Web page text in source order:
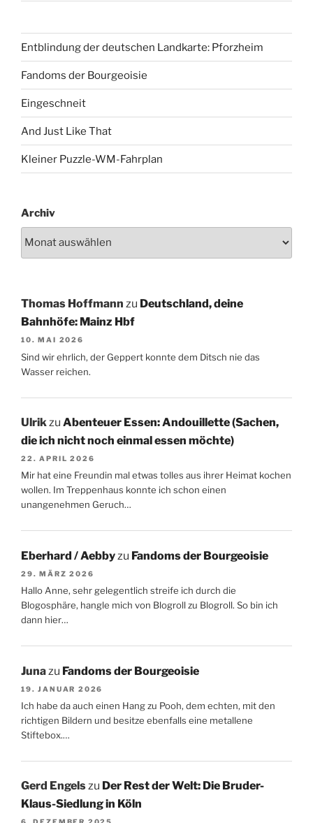
Entblindung der deutschen Landkarte: Pforzheim
Fandoms der Bourgeoisie
Eingeschneit
And Just Like That
Kleiner Puzzle-WM-Fahrplan
Archiv
Thomas Hoffmann zu Deutschland, deine
Bahnhöfe: Mainz Hbf
10. MAI 2026
Sind wir ehrlich, der Geppert konnte dem Ditsch nie das
Wasser reichen.
Ulrikzu Abenteuer Essen: Andouillette (Sachen,
die ich nicht noch einmal essen möchte)
22. APRIL 2026
Mir hat eine Freundin mal etwas tolles aus ihrer Heimat kochen
wollen. Im Treppenhaus konnte ich schon einen
unangenehmen Geruch…
Eberhard / Aebby zu Fandoms der Bourgeoisie
29. MÄRZ 2026
Hallo Anne, sehr gelegentlich streife ich durch die
Blogosphäre, hangle mich von Blogroll zu Blogroll. So bin ich
dann hier…
Juna zu Fandoms der Bourgeoisie
19. JANUAR 2026
Ich habe da auch einen Hang zu Pooh, dem echten, mit den
richtigen Bildern und besitze ebenfalls eine metallene
Stiftebox.…
Gerd Engelszu Der Rest der Welt: Die Bruder-
Klaus-Siedlung in Köln